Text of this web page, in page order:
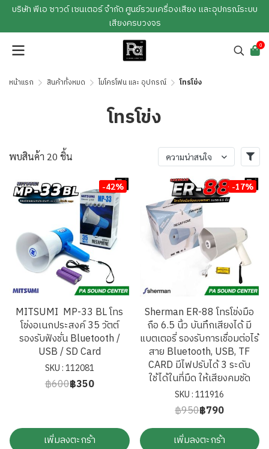
บริษัท พีเอ ซาวด์ เซนเตอร์ จำกัด ศูนย์รวมเครื่องเสียง และอุปกรณ์ระบบ
เสียงครบวงจร
0
หน้าแรก สินค้าทั้งหมด ไมโครโฟน และ อุปกรณ์ โทรโข่ง
โทรโข่ง
พบสินค้า 20 ชิ้น ความน่าสนใจ
-42%
MITSUMI MP-33 BL โทร
โข่งอเนกประสงค์ 35 วัตต์
รองรับฟังชั่น Bluetooth /
USB / SD Card
SKU : 112081
฿600฿350
เพิ่มลงตะกร้า
-17%
Sherman ER-88 โทรโข่งมือ
ถือ 6.5 นิ้ว บันทึกเสียงได้ มี
แบตเตอรี่ รองรับการเชื่อมต่อไร้
สาย Bluetooth, USB, TF
CARD มีไฟปรับได้ 3 ระดับ
ใช้ได้ในที่มืด ให้เสียงคมชัด
SKU : 111916
฿950฿790
เพิ่มลงตะกร้า